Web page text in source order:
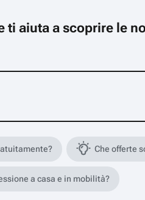
ti aiuta a scoprire le
Che offerte
a casa e in mobilità?